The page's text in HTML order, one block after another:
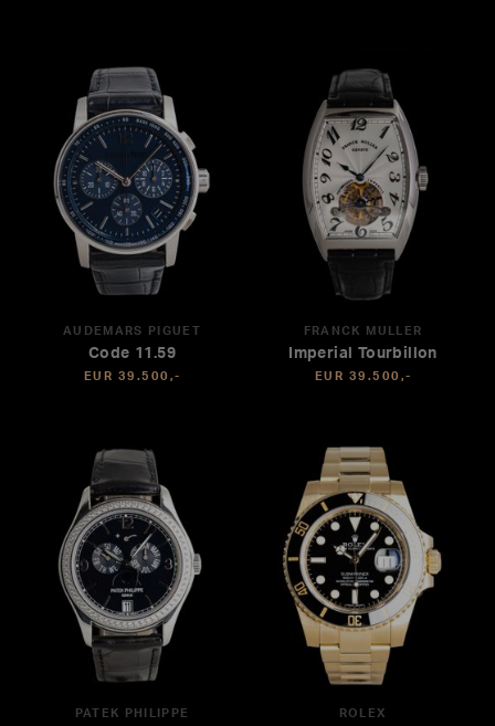
AUDEMARS PIGUET
Code 11.59
EUR 39.500,-
FRANCK MULLER
Imperial Tourbillon
EUR 39.500,-
PATEK PHILIPPE ROLEX